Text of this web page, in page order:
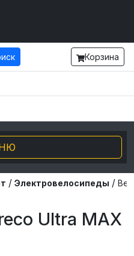
Корзина
/ Электровелосипеды /
Ultra MAX